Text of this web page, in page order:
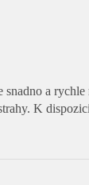
a
K